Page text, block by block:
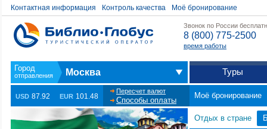
Контактная информация Контроль качества Моё бронирование
Звонок по России
8 (800) 775-2500
время работы
Москва Туры
USD 87.92 EUR 101.48
Пересчет валют
Способы оплаты
Моё бронирование
Отдых в стране